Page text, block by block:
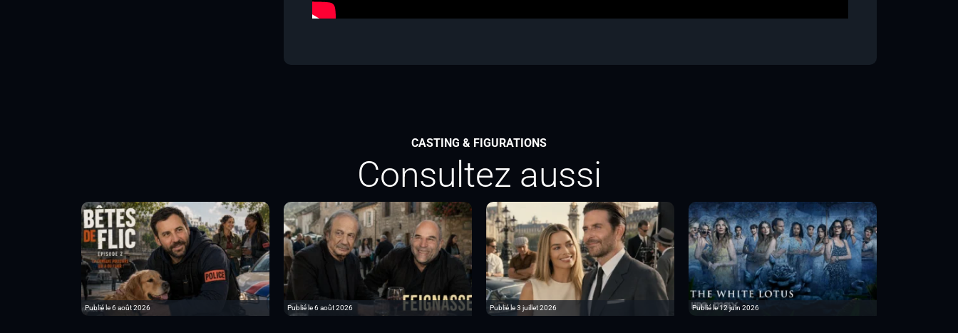
CASTING & FIGURATIONS
Consultez aussi
Publié le 6 août 2026 Publié le 6 août 2026 Publié le 3 juillet 2026 Publié le 12 juin 2026